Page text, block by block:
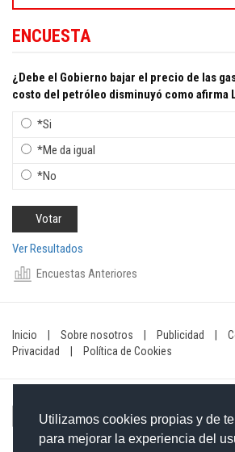
Utilizamos cookies propias y de
para mejorar la experiencia del
ENCUESTA
¿Debe el Gobierno bajar el precio de las
costo del petróleo disminuyó como afirma
*Si
*Me da igual
*No
Ver Resultados
Encuestas Anteriores
Inicio Sobre nosotros Publicidad
Privacidad
Política de Cookies